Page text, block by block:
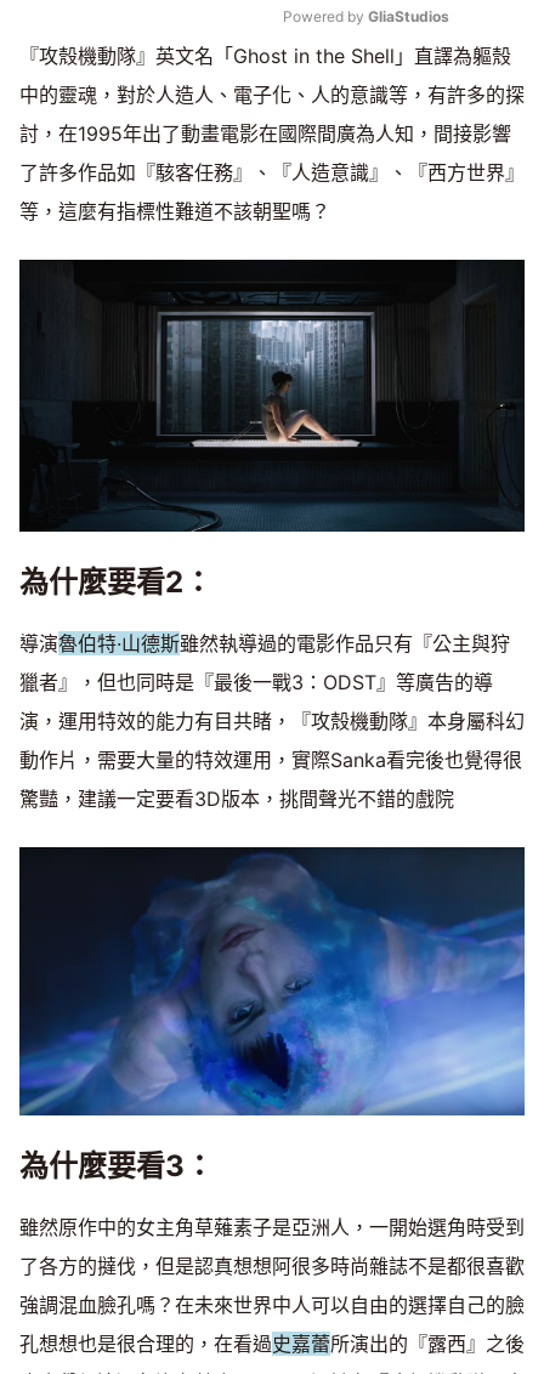
Mute
Powered by GliaStudios
『攻殼機動隊』英文名「Ghost in the Shell」直譯為軀殼
中的靈魂，對於人造人、電子化、人的意識等，有許多的探
討，在1995年出了動畫電影在國際間廣為人知，間接影響
了許多作品如『駭客任務』、『人造意識』、『西方世界』
等，這麼有指標性難道不該朝聖嗎？
為什麼要看2：
導演魯伯特·山德斯雖然執導過的電影作品只有『公主與狩
獵者』，但也同時是『最後一戰3：ODST』等廣告的導
演，運用特效的能力有目共睹，『攻殼機動隊』本身屬科幻
動作片，需要大量的特效運用，實際Sanka看完後也覺得很
驚豔，建議一定要看3D版本，挑間聲光不錯的戲院
為什麼要看3：
雖然原作中的女主角草薙素子是亞洲人，一開始選角時受到
了各方的撻伐，但是認真想想阿很多時尚雜誌不是都很喜歡
強調混血臉孔嗎？在未來世界中人可以自由的選擇自己的臉
孔想想也是很合理的，在看過史嘉蕾所演出的『露西』之後